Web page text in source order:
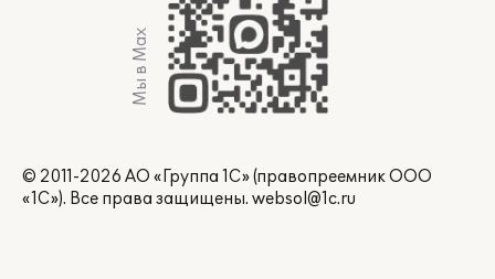
Мы в Max
© 2011-2026 АО «Группа 1С» (правопреемник ООО
«1С»). Все права защищены. websol@1c.ru